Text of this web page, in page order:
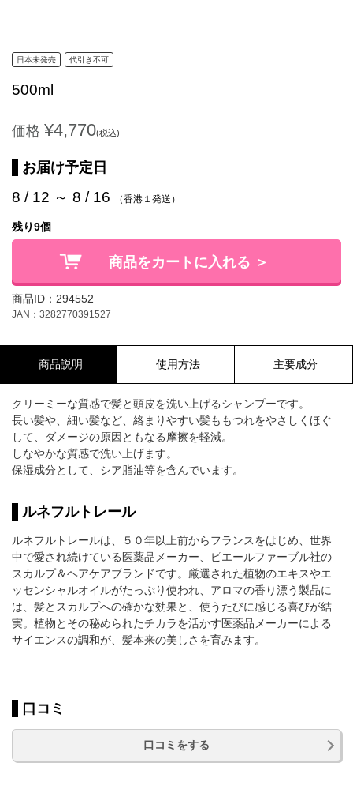
日本未発売 代引き不可
500ml
価格 ¥4,770(税込)
お届け予定日
8 / 12 ～ 8 / 16 （香港１発送）
残り9個
商品をカートに入れる ＞
商品ID：294552
JAN：3282770391527
商品説明 使用方法 主要成分
クリーミーな質感で髪と頭皮を洗い上げるシャンプーです。
長い髪や、細い髪など、絡まりやすい髪ももつれをやさしくほぐ
して、ダメージの原因ともなる摩擦を軽減。
しなやかな質感で洗い上げます。
保湿成分として、シア脂油等を含んでいます。
ルネフルトレール
ルネフルトレールは、５０年以上前からフランスをはじめ、世界
中で愛され続けている医薬品メーカー、ピエールファーブル社の
スカルプ＆ヘアケアブランドです。厳選された植物のエキスやエ
ッセンシャルオイルがたっぷり使われ、アロマの香り漂う製品に
は、髪とスカルプへの確かな効果と、使うたびに感じる喜びが結
実。植物とその秘められたチカラを活かす医薬品メーカーによる
サイエンスの調和が、髪本来の美しさを育みます。
口コミ
口コミをする